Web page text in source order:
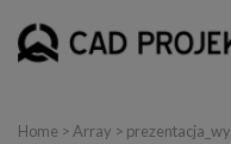
Home > Array >